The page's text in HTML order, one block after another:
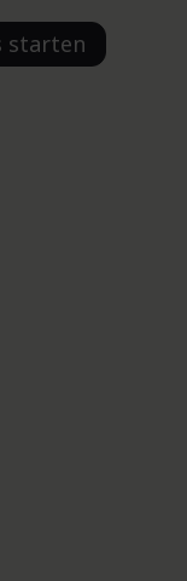
starten